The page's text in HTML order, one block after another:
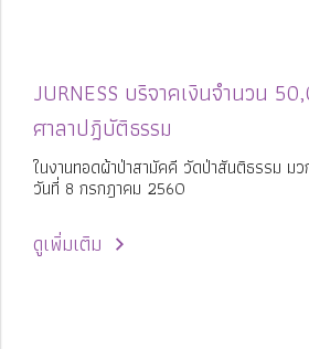
JURNESS บริจาคเงินจำนวน
ศาลาปฎิบัติธรรม
ในงานทอดผ้าป่าสามัคคี วัดป่าสันติธรรม ม
วันที่ 8 กรกฎาคม 2560
ดูเพิ่มเติม